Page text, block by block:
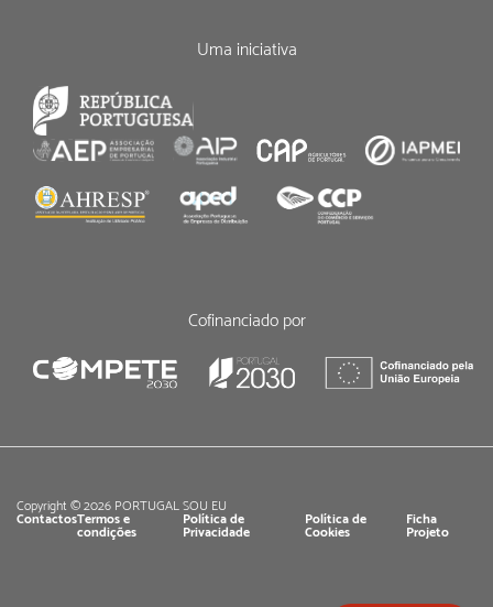
Uma iniciativa
Cofinanciado por
Copyright © 2026 PORTUGAL SOU EU
ContactosTermos e
condições
Política de
Privacidade
Política de
Cookies
Ficha
Projeto